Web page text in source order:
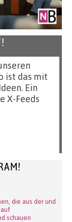
ist das mit
Ein
X-Feeds
die aus der und
schauen